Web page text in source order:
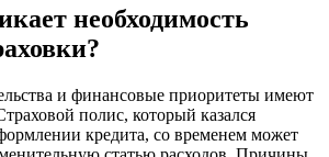
необходимость
и финансовые приоритеты имеют
полис, который казался
кредита, со временем может